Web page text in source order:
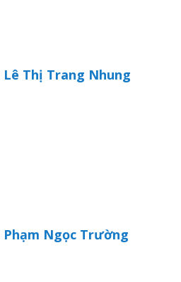
Lê Thị Trang Nhung
Phạm Ngọc Trường